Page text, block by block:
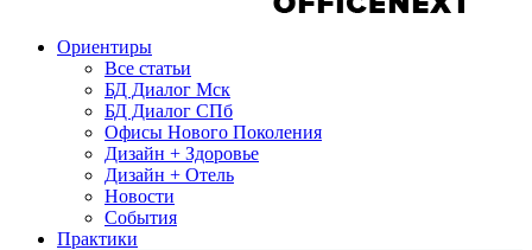
Ориентиры
Все статьи
БД Диалог Мск
БД Диалог СПб
Офисы Нового Поколения
Дизайн + Здоровье
Дизайн + Отель
Новости
События
Практики